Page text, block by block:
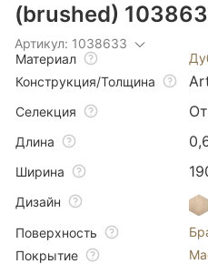
(brushed)
Артикул: 1038633
Материал
Конструкция/Толщина
Селекция
Длина
Ширина
Дизайн
Поверхность
Покрытие